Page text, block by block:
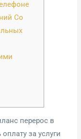
Со
перерос в
за услуги